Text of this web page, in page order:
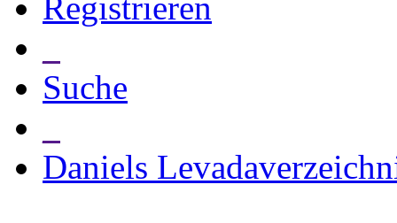
Suche
Daniels